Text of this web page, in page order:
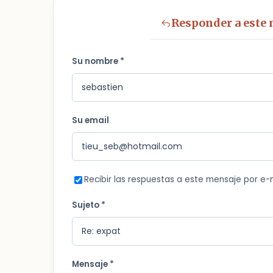
Responder a este
Su nombre *
Su email
Recibir las respuestas a este mensaje por e-
Sujeto *
Mensaje *